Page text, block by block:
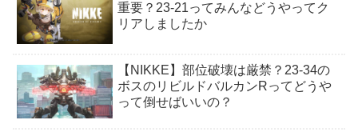
重要？23-21ってみんなどうやってク
リアしましたか
【NIKKE】部位破壊は厳禁？23-34の
ボスのリビルドバルカンRってどうや
って倒せばいいの？